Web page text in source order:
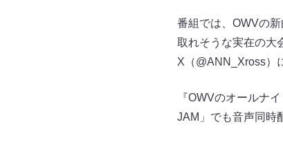
番組では、OWVの
取れそうな実在の大
X（@ANN_Xross）
『OWVのオールナ
JAM」でも音声同時